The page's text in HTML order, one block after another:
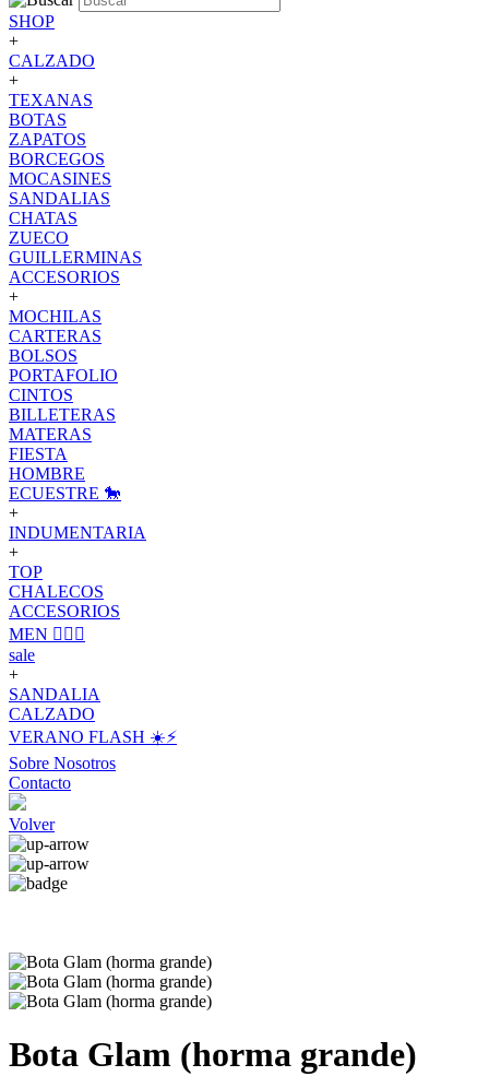
SHOP
+
CALZADO
+
TEXANAS
BOTAS
ZAPATOS
BORCEGOS
MOCASINES
SANDALIAS
CHATAS
ZUECO
GUILLERMINAS
ACCESORIOS
+
MOCHILAS
CARTERAS
BOLSOS
PORTAFOLIO
CINTOS
BILLETERAS
MATERAS
FIESTA
HOMBRE
ECUESTRE 🐎
+
INDUMENTARIA
+
TOP
CHALECOS
ACCESORIOS
MEN 🙋🏽‍♂️
sale
+
SANDALIA
CALZADO
VERANO FLASH ☀️⚡️
Sobre Nosotros
Contacto
Volver
Bota Glam (horma grande)